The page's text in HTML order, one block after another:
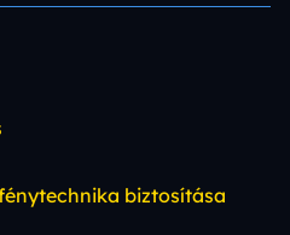
biztosítása